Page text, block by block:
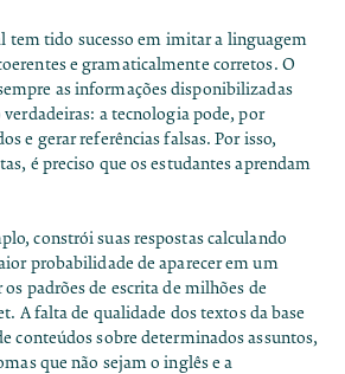
tem tido sucesso em imitar a linguagem
e gramaticalmente corretos. O
as informações disponibilizadas
a tecnologia pode, por
e gerar referências falsas. Por isso,
é preciso que os estudantes aprendam
constrói suas respostas calculando
probabilidade de aparecer em um
padrões de escrita de milhões de
A falta de qualidade dos textos da base
conteúdos sobre determinados assuntos,
que não sejam o inglês e a